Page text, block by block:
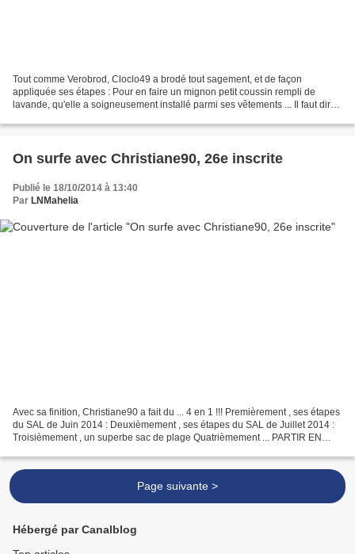
Tout comme Verobrod, Cloclo49 a brodé tout sagement, et de façon
appliquée ses étapes : Pour en faire un mignon petit coussin rempli de
lavande, qu'elle a soigneusement installé parmi ses vêtements ... Il faut dire
On surfe avec Christiane90, 26e inscrite
Publié le 18/10/2014 à 13:40
Par LNMahelia
Avec sa finition, Christiane90 a fait du ... 4 en 1 !!! Premièrement , ses étapes
du SAL de Juin 2014 : Deuxièmement , ses étapes du SAL de Juillet 2014 :
Troisièmement , un superbe sac de plage Quatrièmement ... PARTIR EN
Page suivante >
Hébergé par Canalblog